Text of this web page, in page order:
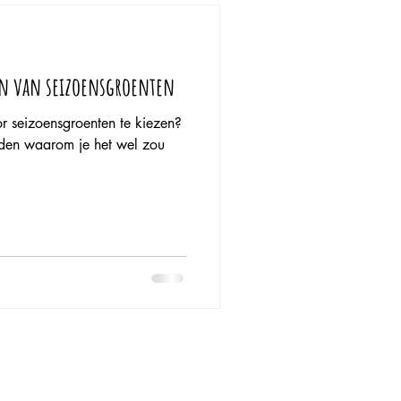
van seizoensgroenten
te kiezen?
waarom je het wel zou